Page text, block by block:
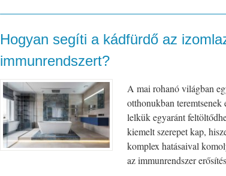
Hogyan segíti a kádfürdő az
immunrendszert?
A mai rohanó világban
otthonukban
lelkük egyaránt
kiemelt szerepet kap,
komplex hatásaival
az immunrendszer